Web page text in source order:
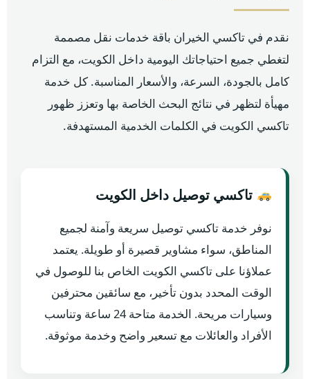
نقدم في تاكسي الخيران باقة خدمات نقل مصممة
لتغطي جميع احتياجاتك اليومية داخل الكويت، مع التزام
كامل بالجودة، السرعة، والأسعار المناسبة. كل خدمة
مهيأة لتظهر في نتائج البحث الخاصة بها وتعزز ظهور
تاكسي الكويت في الكلمات الخدمية المستهدفة.
تاكسي توصيل داخل الكويت
نوفر خدمة تاكسي توصيل سريعة وآمنة لجميع
المناطق، سواء مشاوير قصيرة أو طويلة. يعتمد
عملاؤنا على تاكسي الكويت الخاص بنا للوصول في
الوقت المحدد بدون تأخير، مع سائقين محترفين
وسيارات مريحة. الخدمة متاحة 24 ساعة وتناسب
الأفراد والعائلات مع تسعير واضح وخدمة موثوقة.